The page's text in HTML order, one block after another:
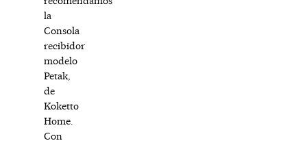
la
Consola
recibidor
modelo
Petak,
de
Koketto
Home.
Con